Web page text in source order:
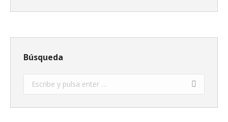
Búsqueda
Buscar: